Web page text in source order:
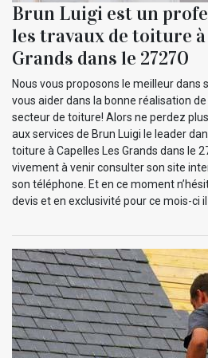
Brun Luigi est un
les travaux de toiture à
Grands dans le 27270
Nous vous proposons le meilleur dans
vous aider dans la bonne réalisation
secteur de toiture! Alors ne perdez
aux services de Brun Luigi le leader
toiture à Capelles Les Grands dans le
vivement à venir consulter son site
son téléphone. Et en ce moment
devis et en exclusivité pour ce mois-ci